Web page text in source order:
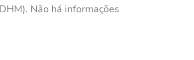
Não há informações